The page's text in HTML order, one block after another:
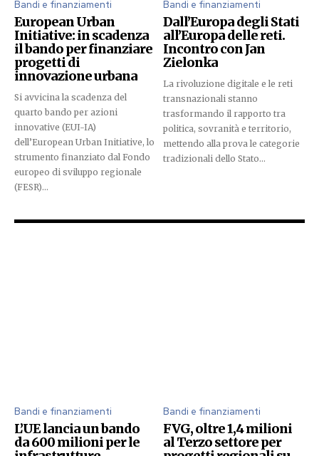
Bandi e finanziamenti
European Urban
Initiative: in scadenza
il bando per finanziare
progetti di
innovazione urbana
Si avvicina la scadenza del
quarto bando per azioni
innovative (EUI-IA)
dell’European Urban Initiative, lo
strumento finanziato dal Fondo
europeo di sviluppo regionale
(FESR)...
Bandi e finanziamenti
Dall’Europa degli Stati
all’Europa delle reti.
Incontro con Jan
Zielonka
La rivoluzione digitale e le reti
transnazionali stanno
trasformando il rapporto tra
politica, sovranità e territorio,
mettendo alla prova le categorie
tradizionali dello Stato...
Bandi e finanziamenti
L’UE lancia un bando
da 600 milioni per le
Bandi e finanziamenti
FVG, oltre 1,4 milioni
al Terzo settore per